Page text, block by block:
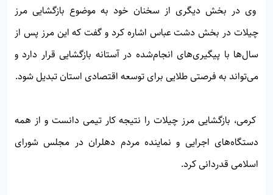
وی در بخش دیگری از سخنان خود به موضوع بازگشایی مرز
چیلات در بخش دشت عباس اشاره کرد و گفت که این مرز پس از
سال‌ها با پیگیری‌های انجام‌شده در آستانه بازگشایی قرار دارد و
می‌تواند به فرصتی طلایی برای توسعه اقتصادی استان تبدیل شود.
کرمی، بازگشایی مرز چیلات را نتیجه کار تیمی دانست و از همه
دستگاه‌های اجرایی و نماینده مردم دهلران در مجلس شورای
اسلامی قدردانی کرد.